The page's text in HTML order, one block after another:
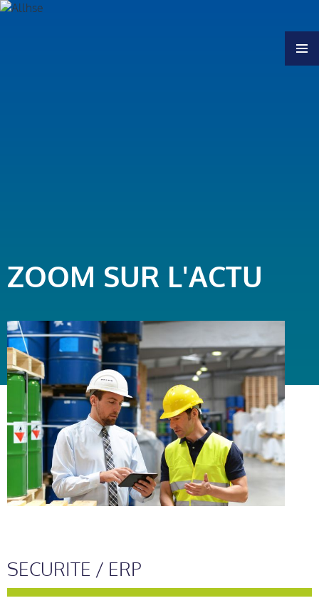
ZOOM SUR L'ACTU
SECURITE / ERP